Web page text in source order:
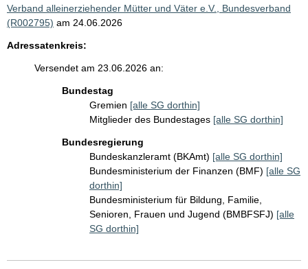
Verband alleinerziehender Mütter und Väter e.V., Bundesverband
(R002795) am 24.06.2026
Adressatenkreis:
Versendet am 23.06.2026 an:
Bundestag
Gremien [alle SG dorthin]
Mitglieder des Bundestages [alle SG dorthin]
Bundesregierung
Bundeskanzleramt (BKAmt) [alle SG dorthin]
Bundesministerium der Finanzen (BMF) [alle SG
dorthin]
Bundesministerium für Bildung, Familie,
Senioren, Frauen und Jugend (BMBFSFJ) [alle
SG dorthin]